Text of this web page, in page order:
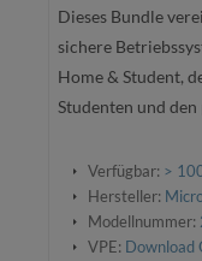
Dieses Bundle
sichere
Home & Student,
Studenten und
Verfügbar: >
Hersteller:
Modellnummer:
VPE: Download